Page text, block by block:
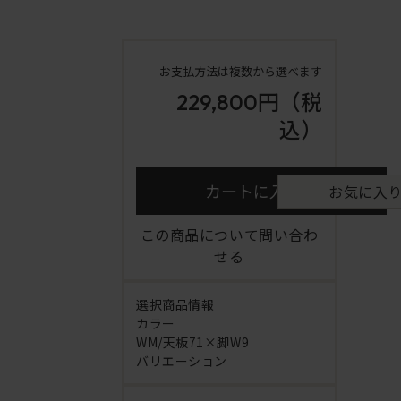
お支払方法は複数から選べます
229,800円 （税
込）
カートに入れる お気に入
この商品について問い合わ
せる
選択商品情報
カラー
WM/天板71×脚W9
バリエーション